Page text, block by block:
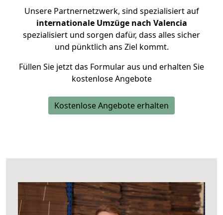
Unsere Partnernetzwerk, sind spezialisiert auf
internationale Umzüge nach Valencia
spezialisiert und sorgen dafür, dass alles sicher
und pünktlich ans Ziel kommt.
Füllen Sie jetzt das Formular aus und erhalten Sie
kostenlose Angebote
Kostenlose Angebote erhalten